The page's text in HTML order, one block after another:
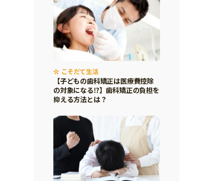
こそだて生活
【子どもの歯科矯正は医療費控除
の対象になる⁉】歯科矯正の負担を
抑える方法とは？